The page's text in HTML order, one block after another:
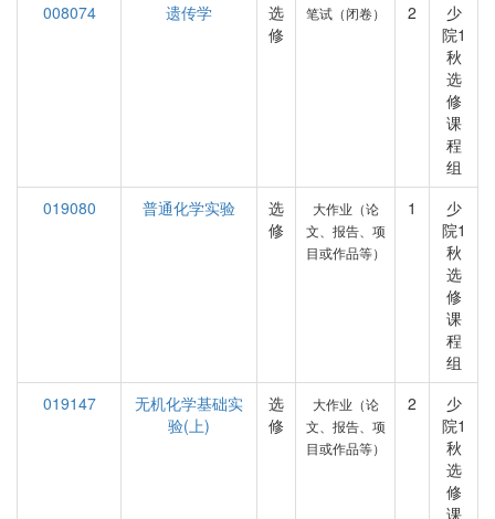
008074
遗传学
选
修
笔试（闭卷） 2
少
院1
秋
选
修
课
程
组
019080
普通化学实验
选
修
大作业（论
文、报告、项
目或作品等）
1
少
院1
秋
选
修
课
程
组
019147
无机化学基础实
验(上)
选
修
大作业（论
文、报告、项
目或作品等）
2
少
院1
秋
选
修
课